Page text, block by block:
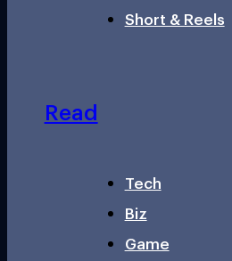
Short & Reels
Read
Tech
Biz
Game